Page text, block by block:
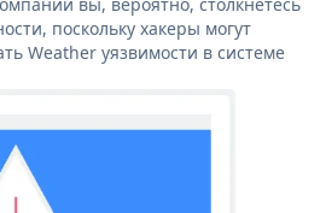
вы, вероятно, столкнетесь
поскольку хакеры могут
Weather уязвимости в системе